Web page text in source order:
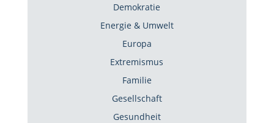
Demokratie
Energie & Umwelt
Europa
Extremismus
Familie
Gesellschaft
Gesundheit